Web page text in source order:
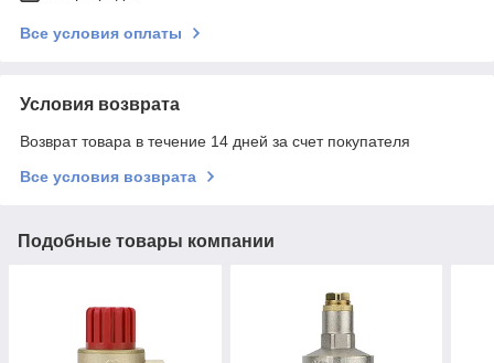
Все условия оплаты
Условия возврата
Возврат товара в течение 14 дней за счет покупателя
Все условия возврата
Подобные товары компании